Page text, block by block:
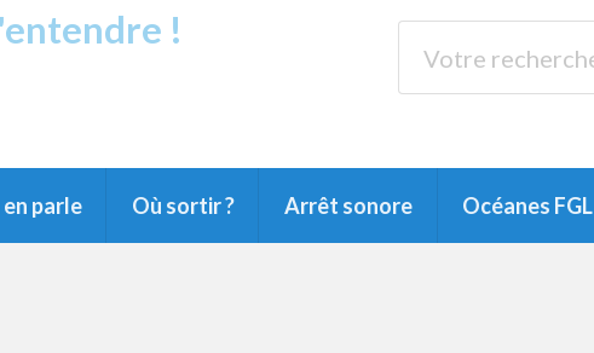
!
en parle Où sortir ? Arrêt sonore Océanes FGL